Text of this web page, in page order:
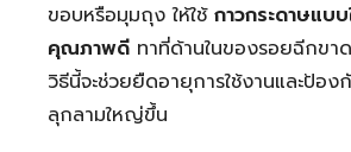
ขอบหรือมุมถุง ให้ใช้ กาวกระดาษแบบ
คุณภาพดี ทาที่ด้านในของรอยฉีกขา
วิธีนี้จะช่วยยืดอายุการใช้งานและป้อง
ลุกลามใหญ่ขึ้น